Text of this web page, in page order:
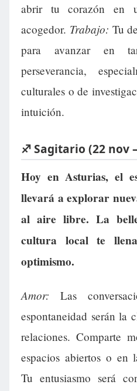
abrir tu corazón en
acogedor. Trabajo: Tu
para avanzar en
perseverancia,
culturales o de
intuición.
♐ Sagitario (22 nov
Hoy en Asturias, el
llevará a explorar
al aire libre. La
cultura local te
optimismo.
Amor: Las
espontaneidad serán la
relaciones. Comparte
espacios abiertos o en
Tu entusiasmo será